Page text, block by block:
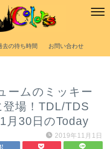
去の待ち時間 お問い合わせ
ームのミッキー
場！TDL/TDS
月30日のToday
2019年11月1日